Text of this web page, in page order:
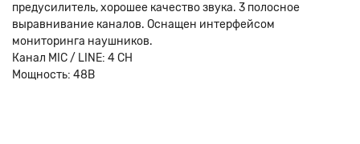
предусилитель, хорошее качество звука. 3 полосное
выравнивание каналов. Оснащен интерфейсом
мониторинга наушников.
Канал MIC / LINE: 4 СН
Мощность: 48В